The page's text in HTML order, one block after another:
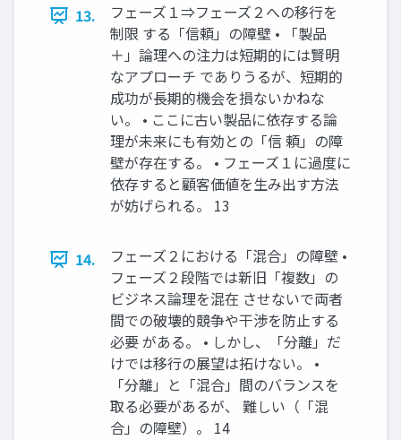
13.
フェーズ１⇒フェーズ２への移行を
制限 する「信頼」の障壁 • 「製品
＋」論理への注力は短期的には賢明
なアプローチ でありうるが、短期的
成功が長期的機会を損ないかねな
い。 • ここに古い製品に依存する論
理が未来にも有効との「信 頼」の障
壁が存在する。 • フェーズ１に過度に
依存すると顧客価値を生み出す方法
が妨げられる。 13
14.
フェーズ２における「混合」の障壁 •
フェーズ２段階では新旧「複数」の
ビジネス論理を混在 させないで両者
間での破壊的競争や干渉を防止する
必要 がある。 • しかし、「分離」だ
けでは移行の展望は拓けない。 •
「分離」と「混合」間のバランスを
取る必要があるが、 難しい（「混
合」の障壁）。 14